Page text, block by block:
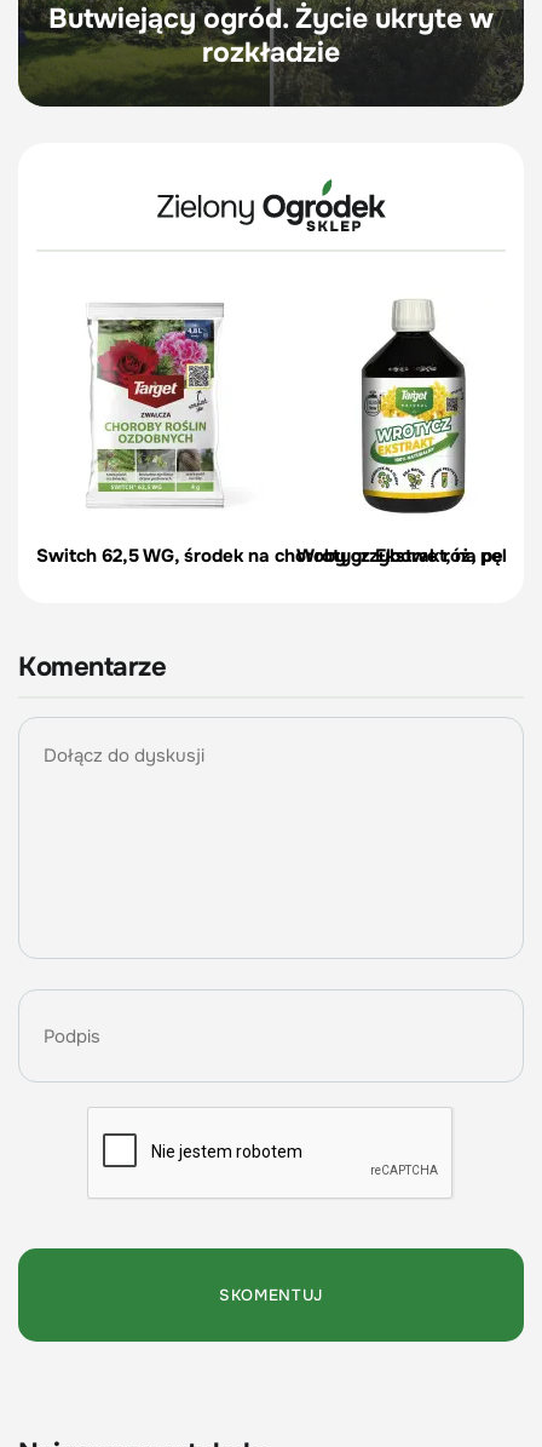
Butwiejący ogród. Życie ukryte w
rozkładzie
Switch 62,5 WG, środek na choroby grzybowe róż,
Wrotycz Ekstrakt, na
Komentarze